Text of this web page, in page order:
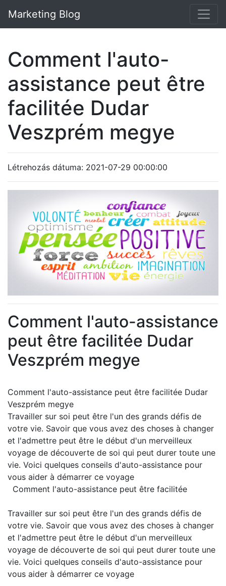
Marketing Blog
Comment l'auto-
assistance peut être
facilitée Dudar
Veszprém megye
Létrehozás dátuma: 2021-07-29 00:00:00
Comment l'auto-assistance
peut être facilitée Dudar
Veszprém megye
Comment l'auto-assistance peut être facilitée Dudar
Veszprém megye
Travailler sur soi peut être l'un des grands défis de
votre vie. Savoir que vous avez des choses à changer
et l'admettre peut être le début d'un merveilleux
voyage de découverte de soi qui peut durer toute une
vie. Voici quelques conseils d'auto-assistance pour
vous aider à démarrer ce voyage
Comment l'auto-assistance peut être facilitée
Travailler sur soi peut être l'un des grands défis de
votre vie. Savoir que vous avez des choses à changer
et l'admettre peut être le début d'un merveilleux
voyage de découverte de soi qui peut durer toute une
vie. Voici quelques conseils d'auto-assistance pour
vous aider à démarrer ce voyage